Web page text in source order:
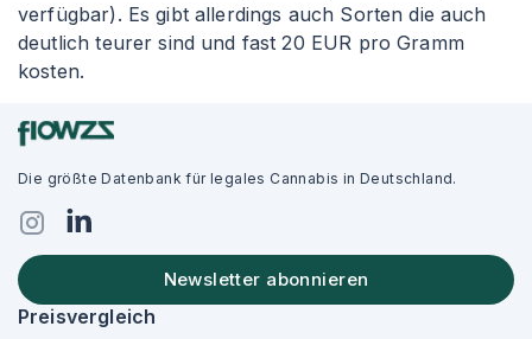
verfügbar). Es gibt allerdings auch Sorten die auch
deutlich teurer sind und fast 20 EUR pro Gramm
kosten.
Die größte Datenbank für legales Cannabis in Deutschland.
Newsletter abonnieren
Preisvergleich